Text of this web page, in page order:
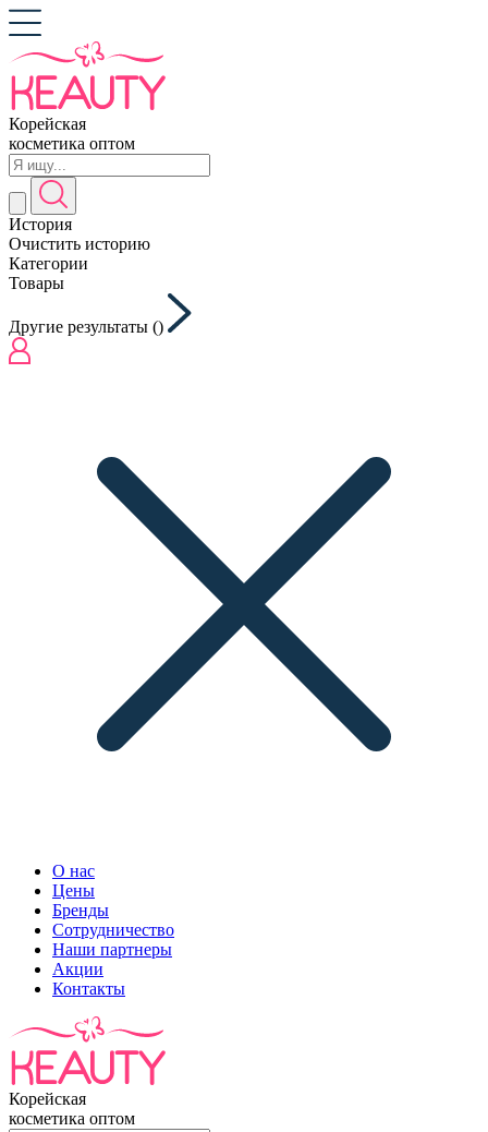
Корейская
косметика оптом
История
Очистить историю
Категории
Товары
Другие результаты ()
О нас
Цены
Бренды
Сотрудничество
Наши партнеры
Акции
Контакты
Корейская
косметика оптом